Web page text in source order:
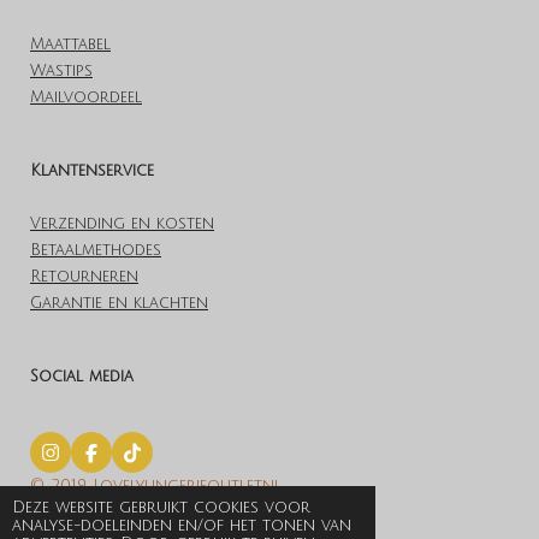
Deze website gebruikt cookies voor
analyse-doeleinden en/of het tonen van
Maattabel
Wastips
Mailvoordeel
Klantenservice
Verzending en kosten
Betaalmethodes
Retourneren
Garantie en klachten
Social media
I
n
t
a
F
a
e
b
T
i
T
o
© 2019 Lovelylingerieoutlet.nl
Powered by JouwWeb